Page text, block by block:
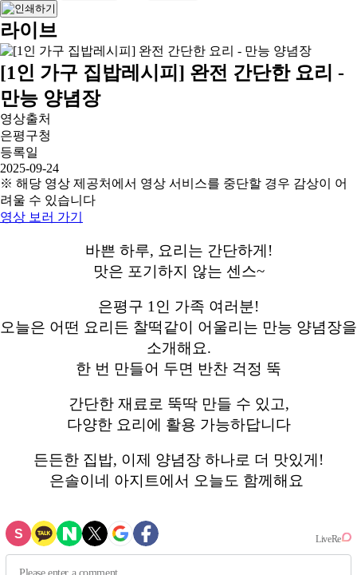
라이브
[1인 가구 집밥레시피] 완전 간단한 요리 -
만능 양념장
영상출처
은평구청
등록일
2025-09-24
※ 해당 영상 제공처에서 영상 서비스를 중단할 경우 감상이 어
려울 수 있습니다
영상 보러 가기
바쁜 하루, 요리는 간단하게!
맛은 포기하지 않는 센스~
은평구 1인 가족 여러분!
오늘은 어떤 요리든 찰떡같이 어울리는 만능 양념장을
소개해요.
한 번 만들어 두면 반찬 걱정 뚝
간단한 재료로 뚝딱 만들 수 있고,
다양한 요리에 활용 가능하답니다
든든한 집밥, 이제 양념장 하나로 더 맛있게!
은솔이네 아지트에서 오늘도 함께해요